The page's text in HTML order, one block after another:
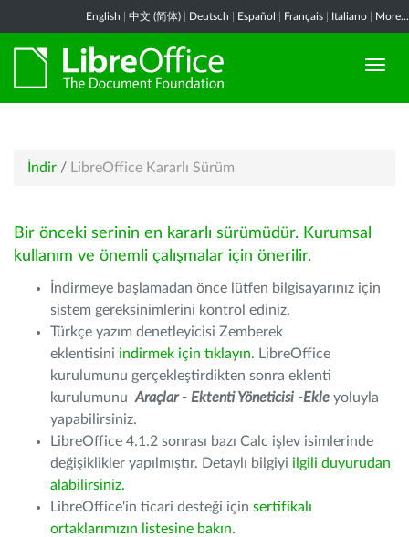
English 中文 (简体) Deutsch Español Français Italiano More...
İndir / LibreOffice Kararlı Sürüm
Bir önceki serinin en kararlı sürümüdür. Kurumsal
kullanım ve önemli çalışmalar için önerilir.
İndirmeye başlamadan önce lütfen bilgisayarınız için
sistem gereksinimlerini kontrol ediniz.
Türkçe yazım denetleyicisi Zemberek
eklentisini indirmek için tıklayın. LibreOffice
kurulumunu gerçekleştirdikten sonra eklenti
kurulumunu Araçlar - Ektenti Yöneticisi -Ekle yoluyla
yapabilirsiniz.
LibreOffice 4.1.2 sonrası bazı Calc işlev isimlerinde
değişiklikler yapılmıştır. Detaylı bilgiyi ilgili duyurudan
alabilirsiniz.
LibreOffice'in ticari desteği için sertifikalı
ortaklarımızın listesine bakın.